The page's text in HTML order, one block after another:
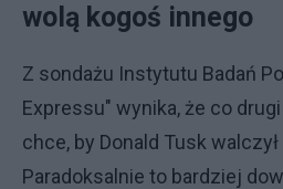
wolą kogoś innego
Z sondażu Instytutu Badań
Expressu" wynika, że co
chce, by Donald Tusk
Paradoksalnie to bardziej